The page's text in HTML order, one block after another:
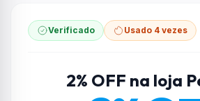
Verificado Usado 4 vezes
2% OFF na loja